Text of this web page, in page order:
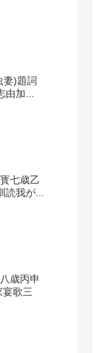
妻)題詞
由加...
七歳乙
我が...
歳丙申
歌三